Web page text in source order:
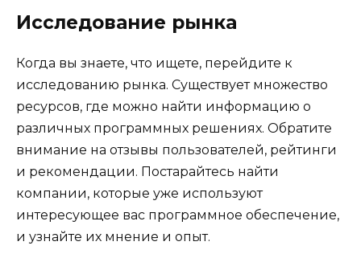
Исследование рынка
Когда вы знаете, что ищете, перейдите к
исследованию рынка. Существует множество
ресурсов, где можно найти информацию о
различных программных решениях. Обратите
внимание на отзывы пользователей, рейтинги
и рекомендации. Постарайтесь найти
компании, которые уже используют
интересующее вас программное обеспечение,
и узнайте их мнение и опыт.